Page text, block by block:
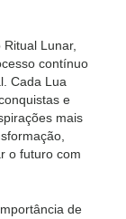
Lunar,
contínuo
Cada Lua
e
mais
o futuro com
de